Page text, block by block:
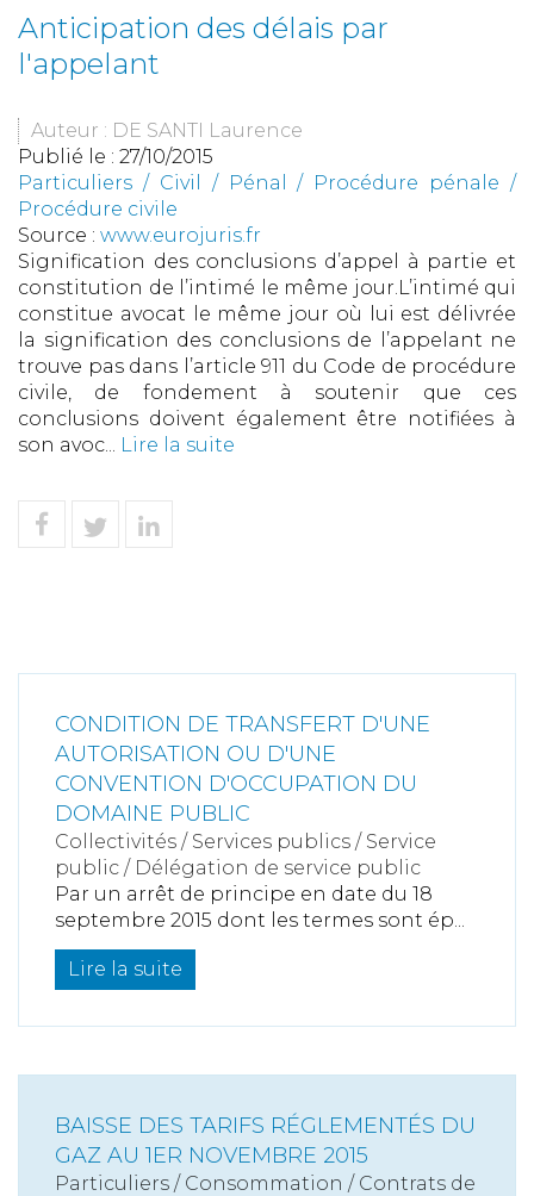
Anticipation des délais par
l'appelant
Auteur : DE SANTI Laurence
Publié le : 27/10/2015
Particuliers / Civil / Pénal / Procédure pénale /
Procédure civile
Source : www.eurojuris.fr
Signification des conclusions d’appel à partie et
constitution de l’intimé le même jour.L’intimé qui
constitue avocat le même jour où lui est délivrée
la signification des conclusions de l’appelant ne
trouve pas dans l’article 911 du Code de procédure
civile, de fondement à soutenir que ces
conclusions doivent également être notifiées à
son avoc...
Lire la suite
CONDITION DE TRANSFERT D'UNE
AUTORISATION OU D'UNE
CONVENTION D'OCCUPATION DU
DOMAINE PUBLIC
Collectivités / Services publics / Service
public / Délégation de service public
Par un arrêt de principe en date du 18
septembre 2015 dont les termes sont ép...
Lire la suite
BAISSE DES TARIFS RÉGLEMENTÉS DU
GAZ AU 1ER NOVEMBRE 2015
Particuliers / Consommation / Contrats de